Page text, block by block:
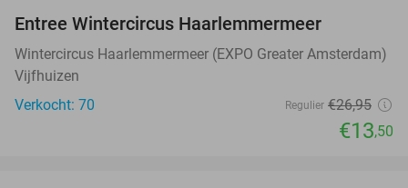
Entree Wintercircus Haarlemmermeer
Wintercircus Haarlemmermeer (EXPO Greater Amsterdam)
Vijfhuizen
Verkocht: 70
Regulier €26,95
€13,50